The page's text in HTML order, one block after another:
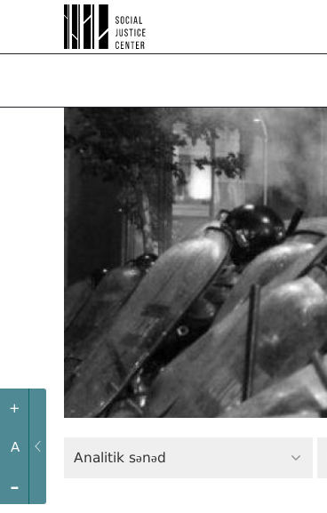
+
A
-
Analitik sənəd